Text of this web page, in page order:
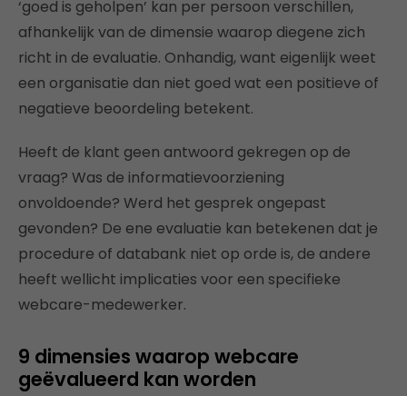
‘goed is geholpen’ kan per persoon verschillen,
afhankelijk van de dimensie waarop diegene zich
richt in de evaluatie. Onhandig, want eigenlijk weet
een organisatie dan niet goed wat een positieve of
negatieve beoordeling betekent.
Heeft de klant geen antwoord gekregen op de
vraag? Was de informatievoorziening
onvoldoende? Werd het gesprek ongepast
gevonden? De ene evaluatie kan betekenen dat je
procedure of databank niet op orde is, de andere
heeft wellicht implicaties voor een specifieke
webcare-medewerker.
9 dimensies waarop webcare
geëvalueerd kan worden